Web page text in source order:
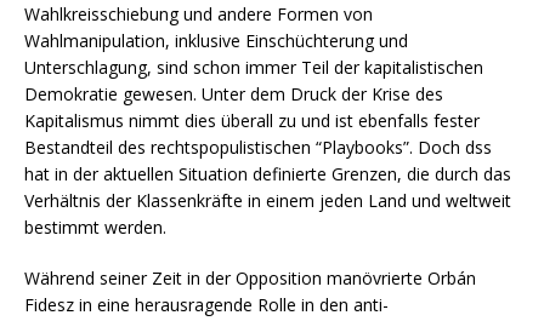
Wahlkreisschiebung und andere Formen von
Wahlmanipulation, inklusive Einschüchterung und
Unterschlagung, sind schon immer Teil der kapitalistischen
Demokratie gewesen. Unter dem Druck der Krise des
Kapitalismus nimmt dies überall zu und ist ebenfalls fester
Bestandteil des rechtspopulistischen “Playbooks”. Doch dss
hat in der aktuellen Situation definierte Grenzen, die durch das
Verhältnis der Klassenkräfte in einem jeden Land und weltweit
bestimmt werden.
Während seiner Zeit in der Opposition manövrierte Orbán
Fidesz in eine herausragende Rolle in den anti-